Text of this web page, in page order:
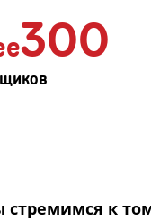
300
стремимся к